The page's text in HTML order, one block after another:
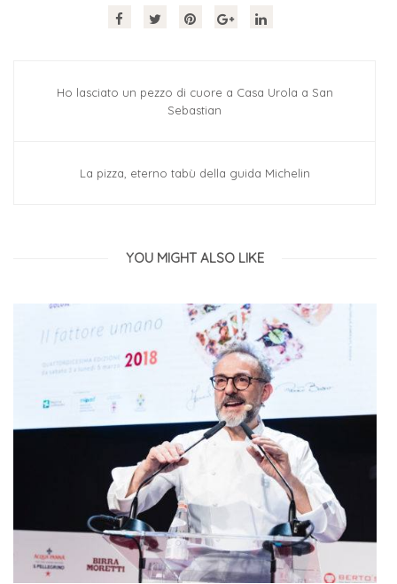
Ho lasciato un pezzo di cuore a Casa Urola a San
Sebastian
La pizza, eterno tabù della guida Michelin
YOU MIGHT ALSO LIKE